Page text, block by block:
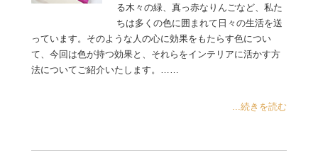
る木々の緑、真っ赤なりんごなど、私た
ちは多くの色に囲まれて日々の生活を送
っています。そのような人の心に効果をもたらす色につい
て、今回は色が持つ効果と、それらをインテリアに活かす方
法についてご紹介いたします。……
...続きを読む